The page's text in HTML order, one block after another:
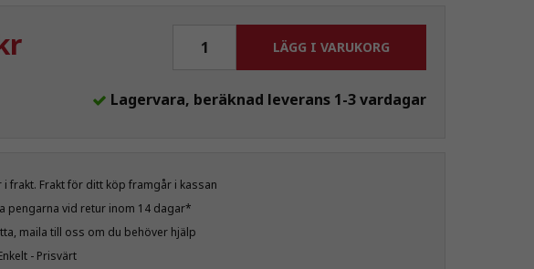
LÄGG I VARUKORG
Lagervara, beräknad leverans 1-3 vardagar
i frakt. Frakt för ditt köp framgår i kassan
pengarna vid retur inom 14 dagar*
maila till oss om du behöver hjälp
- Prisvärt